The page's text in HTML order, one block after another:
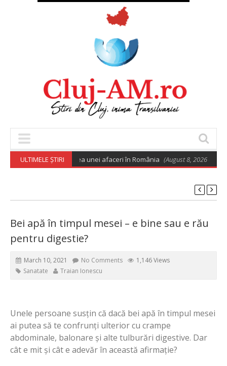
ULTIMELE ȘTIRI
pentru deschiderea unei afaceri în România (August 8, 2026 6:02 am)
Bei apă în timpul mesei – e bine sau e rău
pentru digestie?
March 10, 2021 No Comments
1,146 Views
Sanatate
Traian Ionescu
Unele persoane susțin că dacă bei apă în timpul mesei
ai putea să te confrunți ulterior cu crampe
abdominale, balonare și alte tulburări digestive. Dar
cât e mit și cât e adevăr în această afirmație?